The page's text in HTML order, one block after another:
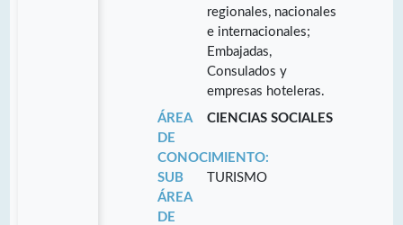
regionales, nacionales
e internacionales;
Embajadas,
Consulados y
empresas hoteleras.
ÁREA
DE
CONOCIMIENTO:
CIENCIAS SOCIALES
SUB
ÁREA
DE
TURISMO